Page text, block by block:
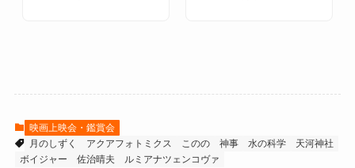
映画上映会・鑑賞会
月のしずく
アクアフォトミクス このの 神事 水の科学
天河神社
ボイジャー
佐治晴夫 ルミアナツェンコヴァ